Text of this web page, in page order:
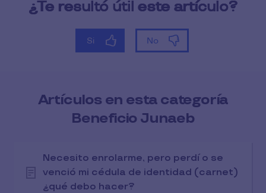
Artículos en esta categoría
Beneficio Junaeb
Necesito enrolarme, pero perdí o se
venció mi cédula de identidad (carnet)
¿qué debo hacer?